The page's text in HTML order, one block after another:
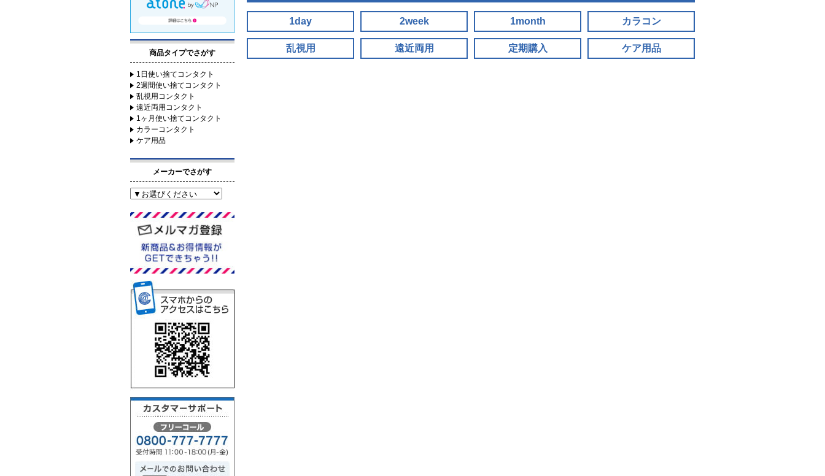
商品タイプでさがす
1日使い捨てコンタクト
2週間使い捨てコンタクト
乱視用コンタクト
遠近両用コンタクト
1ヶ月使い捨てコンタクト
カラーコンタクト
ケア用品
メーカーでさがす
1day 2week 1month カラコン
乱視用 遠近両用 定期購入 ケア用品